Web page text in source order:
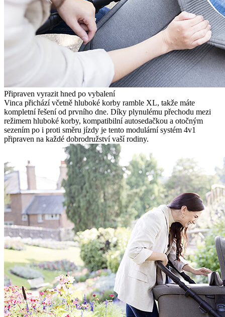
Připraven vyrazit hned po vybalení
Vinca přichází včetně hluboké korby ramble XL, takže máte
kompletní řešení od prvního dne. Díky plynulému přechodu mezi
režimem hluboké korby, kompatibilní autosedačkou a otočným
sezením po i proti směru jízdy je tento modulární systém 4v1
připraven na každé dobrodružství vaší rodiny.